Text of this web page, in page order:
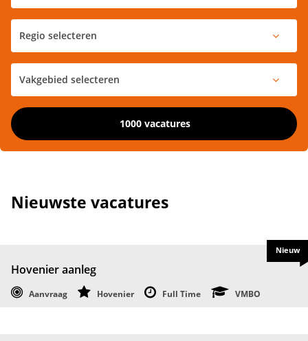
1000 vacatures
Nieuwste vacatures
Hovenier aanleg
Aanvraag Hovenier Full Time VMBO
Nieuw